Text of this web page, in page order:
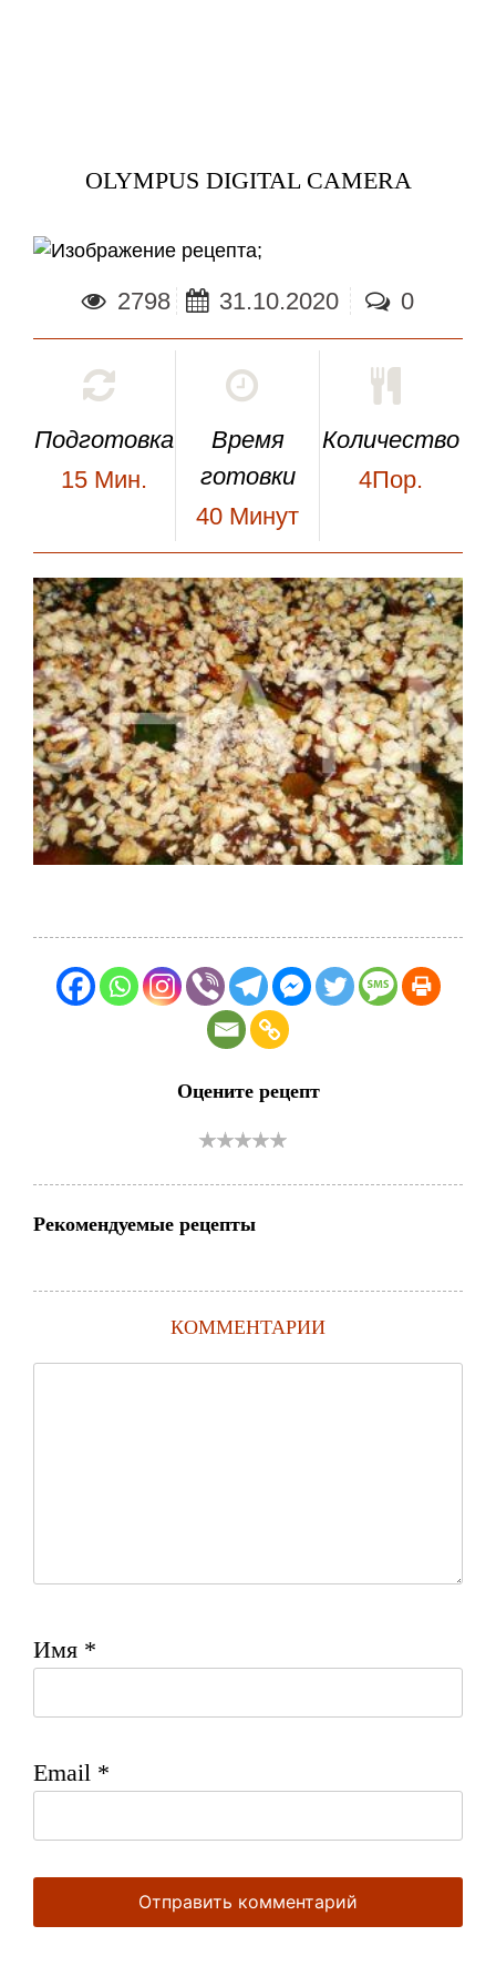
OLYMPUS DIGITAL CAMERA
;
2798 31.10.2020 0
Подготовка
15 Мин.
Время
готовки
40 Минут
Количество
4Пор.
Оцените рецепт
Рекомендуемые рецепты
КОММЕНТАРИИ
Имя *
Email *